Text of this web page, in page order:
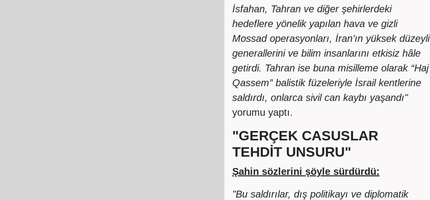
İsfahan, Tahran ve diğer şehirlerdeki
hedeflere yönelik yapılan hava ve gizli
Mossad operasyonları, İran’ın yüksek düzeyli
generallerini ve bilim insanlarını etkisiz hâle
getirdi. Tahran ise buna misilleme olarak “Haj
Qassem” balistik füzeleriyle İsrail kentlerine
saldırdı, onlarca sivil can kaybı yaşandı"
yorumu yaptı.
"GERÇEK CASUSLAR
TEHDİT UNSURU"
Şahin sözlerini şöyle sürdürdü:
"Bu saldırılar, dış politikayı ve diplomatik